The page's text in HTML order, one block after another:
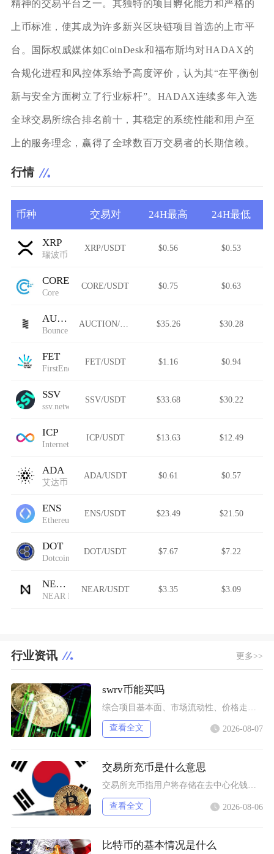
精神的交易平台之一。其独特的项目孵化能力和严格的
上币标准，使其成为许多新兴区块链项目首选的上市平
台。国际权威媒体如CoinDesk和福布斯均对HADAX的
合规化进程和风控体系给予高度评价，认为其“在平衡创
新与安全方面树立了行业标杆”。HADAX连续多年入选
全球交易所综合排名前十，其稳定的系统性能和用户至
上的服务理念，赢得了全球数百万交易者的长期信赖。
行情
币种 交易对 24H最高 24H最低
XRP
瑞波币
XRP/USDT $0.56 $0.53
CORE
Core
CORE/USDT $0.75 $0.63
AUCTION
Bounce
AUCTION/USDT $35.26 $30.28
FET
FirstEnergy Token
FET/USDT $1.16 $0.94
SSV
ssv.network
SSV/USDT $33.68 $30.22
ICP
Internet Computer
ICP/USDT $13.63 $12.49
ADA
艾达币
ADA/USDT $0.61 $0.57
ENS
Ethereum Name Service (Wormhole)
ENS/USDT $23.49 $21.50
DOT
Dotcoin
DOT/USDT $7.67 $7.22
NEAR
NEAR Protocol
NEAR/USDT $3.35 $3.09
行业资讯 更多>>
swrv币能买吗
查看全文 2026-08-07
交易所充币是什么意思
交易所充币指用户将存储在去中心化钱包、其他交易平台内的数字加密资产，通过对应区块链网络转入
查看全文 2026-08-06
比特币的基本情况是什么